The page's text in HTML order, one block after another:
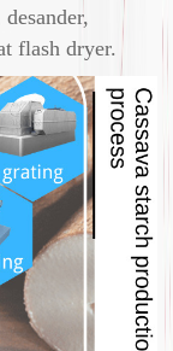
flash dryer.